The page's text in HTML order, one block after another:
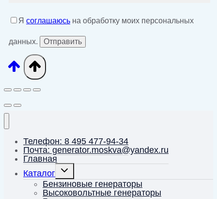
Я соглашаюсь на обработку моих персональных
данных.
Телефон: 8 495 477-94-34
Почта: generator.moskva@yandex.ru
Главная
Каталог
Переключить
дочернее
меню
Бензиновые генераторы
Высоковольтные генераторы